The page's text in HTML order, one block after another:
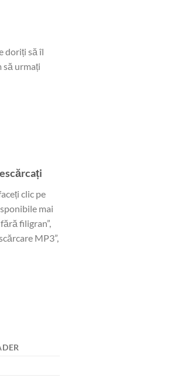
doriți să îl
să urmați
clic pe
mai
filigran”,
MP3”,